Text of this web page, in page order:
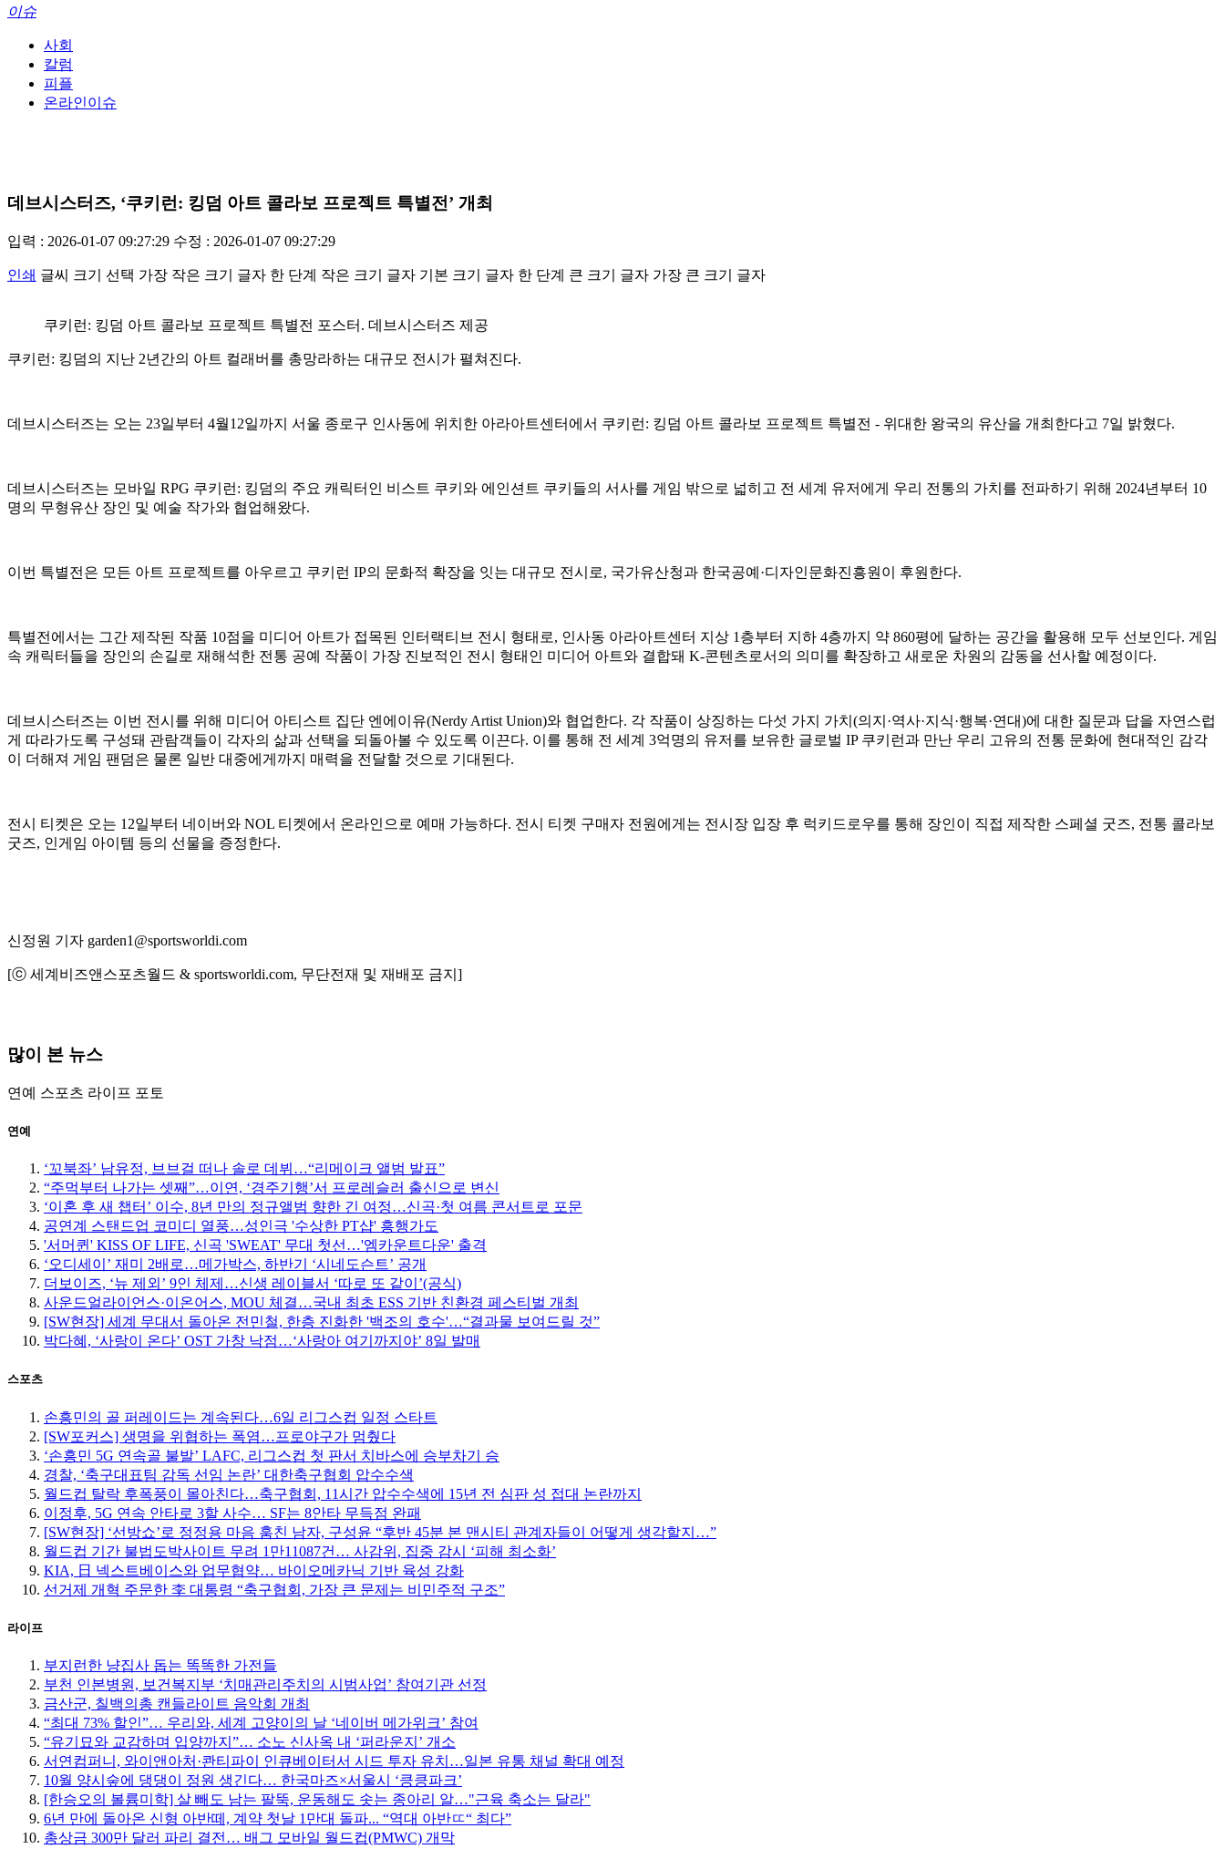
이슈
사회
칼럼
피플
온라인이슈
데브시스터즈, ‘쿠키런: 킹덤 아트 콜라보 프로젝트 특별전’ 개최
입력 : 2026-01-07 09:27:29 수정 : 2026-01-07 09:27:29
인쇄 글씨 크기 선택 가장 작은 크기 글자 한 단계 작은 크기 글자 기본 크기 글자 한 단계 큰 크기 글자 가장 큰 크기 글자
쿠키런: 킹덤 아트 콜라보 프로젝트 특별전 포스터. 데브시스터즈 제공
쿠키런: 킹덤의 지난 2년간의 아트 컬래버를 총망라하는 대규모 전시가 펼쳐진다.
데브시스터즈는 오는 23일부터 4월12일까지 서울 종로구 인사동에 위치한 아라아트센터에서 쿠키런: 킹덤 아트 콜라보 프로젝트 특별전 - 위대한 왕국의 유산을 개최한다고 7일 밝혔다.
데브시스터즈는 모바일 RPG 쿠키런: 킹덤의 주요 캐릭터인 비스트 쿠키와 에인션트 쿠키들의 서사를 게임 밖으로 넓히고 전 세계 유저에게 우리 전통의 가치를 전파하기 위해 2024년부터 10
명의 무형유산 장인 및 예술 작가와 협업해왔다.
이번 특별전은 모든 아트 프로젝트를 아우르고 쿠키런 IP의 문화적 확장을 잇는 대규모 전시로, 국가유산청과 한국공예·디자인문화진흥원이 후원한다.
특별전에서는 그간 제작된 작품 10점을 미디어 아트가 접목된 인터랙티브 전시 형태로, 인사동 아라아트센터 지상 1층부터 지하 4층까지 약 860평에 달하는 공간을 활용해 모두 선보인다. 게임
속 캐릭터들을 장인의 손길로 재해석한 전통 공예 작품이 가장 진보적인 전시 형태인 미디어 아트와 결합돼 K-콘텐츠로서의 의미를 확장하고 새로운 차원의 감동을 선사할 예정이다.
데브시스터즈는 이번 전시를 위해 미디어 아티스트 집단 엔에이유(Nerdy Artist Union)와 협업한다. 각 작품이 상징하는 다섯 가지 가치(의지·역사·지식·행복·연대)에 대한 질문과 답을 자연스럽
게 따라가도록 구성돼 관람객들이 각자의 삶과 선택을 되돌아볼 수 있도록 이끈다. 이를 통해 전 세계 3억명의 유저를 보유한 글로벌 IP 쿠키런과 만난 우리 고유의 전통 문화에 현대적인 감각
이 더해져 게임 팬덤은 물론 일반 대중에게까지 매력을 전달할 것으로 기대된다.
전시 티켓은 오는 12일부터 네이버와 NOL 티켓에서 온라인으로 예매 가능하다. 전시 티켓 구매자 전원에게는 전시장 입장 후 럭키드로우를 통해 장인이 직접 제작한 스페셜 굿즈, 전통 콜라보
굿즈, 인게임 아이템 등의 선물을 증정한다.
신정원 기자 garden1@sportsworldi.com
[ⓒ 세계비즈앤스포츠월드 & sportsworldi.com, 무단전재 및 재배포 금지]
많이 본 뉴스
연예 스포츠 라이프 포토
연예
‘꼬북좌’ 남유정, 브브걸 떠나 솔로 데뷔…“리메이크 앨범 발표”
“주먹부터 나가는 셋째”…이연, ‘경주기행’서 프로레슬러 출신으로 변신
‘이혼 후 새 챕터’ 이수, 8년 만의 정규앨범 향한 긴 여정…신곡·첫 여름 콘서트로 포문
공연계 스탠드업 코미디 열풍…성인극 '수상한 PT샵' 흥행가도
'서머퀸' KISS OF LIFE, 신곡 'SWEAT' 무대 첫선…'엠카운트다운' 출격
‘오디세이’ 재미 2배로…메가박스, 하반기 ‘시네도슨트’ 공개
더보이즈, ‘뉴 제외’ 9인 체제…신생 레이블서 ‘따로 또 같이’(공식)
사운드얼라이언스·이온어스, MOU 체결…국내 최초 ESS 기반 친환경 페스티벌 개최
[SW현장] 세계 무대서 돌아온 전민철, 한층 진화한 '백조의 호수'…“결과물 보여드릴 것”
박다혜, ‘사랑이 온다’ OST 가창 낙점…‘사랑아 여기까지야’ 8일 발매
스포츠
손흥민의 골 퍼레이드는 계속된다…6일 리그스컵 일정 스타트
[SW포커스] 생명을 위협하는 폭염…프로야구가 멈췄다
‘손흥민 5G 연속골 불발’ LAFC, 리그스컵 첫 판서 치바스에 승부차기 승
경찰, ‘축구대표팀 감독 선임 논란’ 대한축구협회 압수수색
월드컵 탈락 후폭풍이 몰아친다…축구협회, 11시간 압수수색에 15년 전 심판 성 접대 논란까지
이정후, 5G 연속 안타로 3할 사수… SF는 8안타 무득점 완패
[SW현장] ‘선방쇼’로 정정용 마음 훔친 남자, 구성윤 “후반 45분 본 맨시티 관계자들이 어떻게 생각할지…”
월드컵 기간 불법도박사이트 무려 1만11087건… 사감위, 집중 감시 ‘피해 최소화’
KIA, 日 넥스트베이스와 업무협약… 바이오메카닉 기반 육성 강화
선거제 개혁 주문한 李 대통령 “축구협회, 가장 큰 문제는 비민주적 구조”
라이프
부지런한 냥집사 돕는 똑똑한 가전들
부천 인본병원, 보건복지부 ‘치매관리주치의 시범사업’ 참여기관 선정
금산군, 칠백의총 캔들라이트 음악회 개최
“최대 73% 할인”… 우리와, 세계 고양이의 날 ‘네이버 메가위크’ 참여
“유기묘와 교감하며 입양까지”… 소노 신사옥 내 ‘퍼라운지’ 개소
서연컴퍼니, 와이앤아처·콴티파이 인큐베이터서 시드 투자 유치…일본 유통 채널 확대 예정
10월 양시숲에 댕댕이 정원 생긴다… 한국마즈×서울시 ‘킁킁파크’
[한승오의 볼륨미학] 살 빼도 남는 팔뚝, 운동해도 솟는 종아리 알…"근육 축소는 달라"
6년 만에 돌아온 신형 아반떼, 계약 첫날 1만대 돌파... “역대 아반ㄸ“ 최다”
총상금 300만 달러 파리 결전… 배그 모바일 월드컵(PMWC) 개막